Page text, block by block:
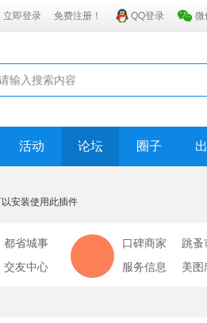
立即登录 免费注册！ QQ登录 微
活动 论坛 圈子
安装使用此插件
都省城事
交友中心
口碑商家 跳蚤
服务信息
美图